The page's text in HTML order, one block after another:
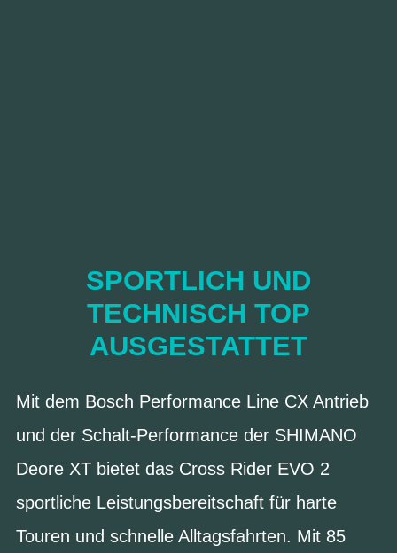
SPORTLICH UND
TECHNISCH TOP
AUSGESTATTET
Mit dem Bosch Performance Line CX Antrieb
und der Schalt-Performance der SHIMANO
Deore XT bietet das Cross Rider EVO 2
sportliche Leistungsbereitschaft für harte
Touren und schnelle Alltagsfahrten. Mit 85